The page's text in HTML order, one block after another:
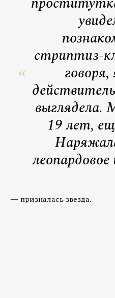
стриптиз-
выглядела.
19 лет,
— призналась звезда.